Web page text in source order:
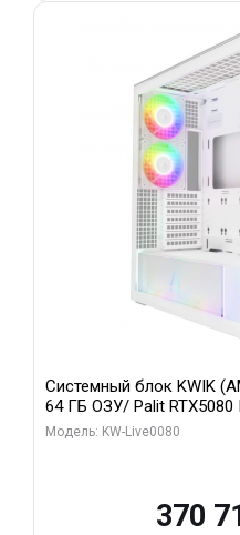
Системный блок KWIK
64 ГБ ОЗУ/ Palit RTX5080
256bit 3xDP H/ 960 ГБ SSD)
Модель: KW-Live0080
370